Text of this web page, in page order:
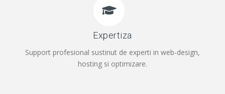
Expertiza
Support profesional sustinut de experti in web-design,
hosting si optimizare.